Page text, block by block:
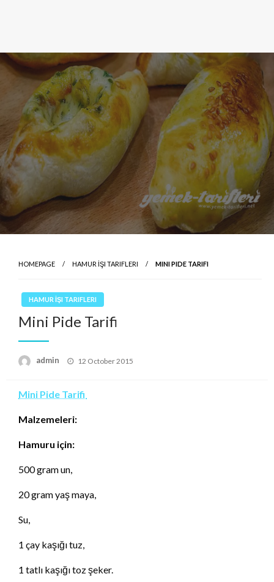
HOMEPAGE HAMUR İŞI TARIFLERI MINI PIDE TARIFI
HAMUR İŞI TARIFLERI
Mini Pide Tarifi
admin
Posted
12 October 2015
Mini Pide Tarifi
Malzemeleri:
Hamuru için:
500 gram un,
20 gram yaş maya,
Su,
1 çay kaşığı tuz,
1 tatlı kaşığı toz şeker.